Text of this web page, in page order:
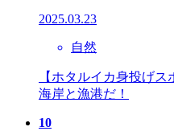
2025.03.23
自然
【ホタルイカ身投げ
海岸と漁港だ！
10